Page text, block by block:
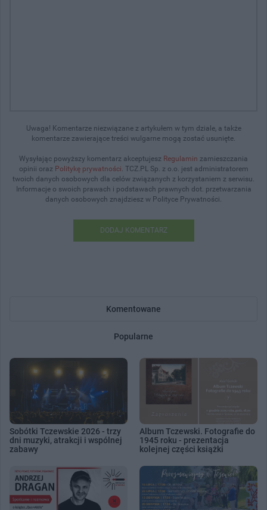
Uwaga! Komentarze niezwiązane z artykułem w tym dziale, a także
komentarze zawierające treści wulgarne mogą zostać usunięte.
Wysyłając powyższy komentarz akceptujesz Regulamin zamieszczania
opinii oraz Politykę prywatności. TCZ.PL Sp. z o.o. jest administratorem
twoich danych osobowych dla celów związanych z korzystaniem z serwisu.
Informacje o swoich prawach i podstawach prawnych dot. przetwarzania
danych osobowych znajdziesz w Polityce Prywatności.
DODAJ KOMENTARZ
Komentowane
Popularne
Sobótki Tczewskie 2026 - trzy
dni muzyki, atrakcji i wspólnej
zabawy
Album Tczewski. Fotografie do
1945 roku - prezentacja
kolejnej części książki